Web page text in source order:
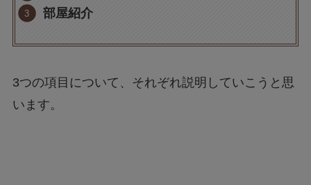
部屋紹介
3つの項目について、それぞれ説明していこうと思
います。